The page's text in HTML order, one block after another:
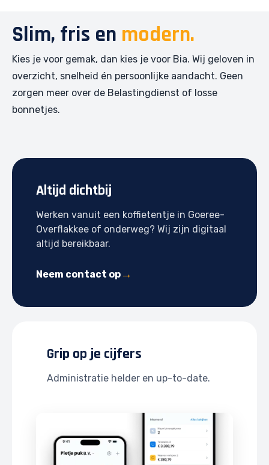
Slim, fris en modern.
Kies je voor gemak, dan kies je voor Bia. Wij geloven in
overzicht, snelheid én persoonlijke aandacht. Geen
zorgen meer over de Belastingdienst of losse
bonnetjes.
Altijd dichtbij
Werken vanuit een koffietentje in Goeree-
Overflakkee of onderweg? Wij zijn digitaal
altijd bereikbaar.
Neem contact op
Grip op je cijfers
Administratie helder en up-to-date.